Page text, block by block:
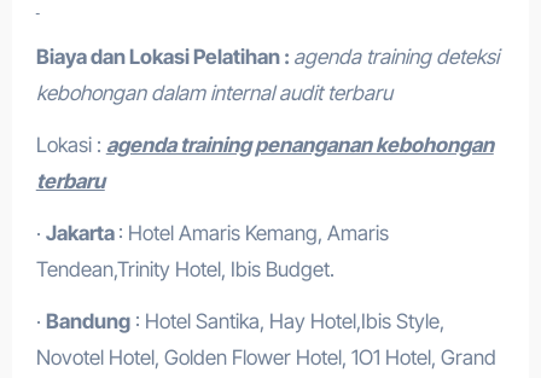
Biaya dan Lokasi Pelatihan : agenda training deteksi
kebohongan dalam internal audit terbaru
Lokasi : agenda training penanganan kebohongan
terbaru
· Jakarta : Hotel Amaris Kemang, Amaris
Tendean,Trinity Hotel, Ibis Budget.
· Bandung: Hotel Santika, Hay Hotel,Ibis Style,
Novotel Hotel, Golden Flower Hotel, 1O1 Hotel, Grand